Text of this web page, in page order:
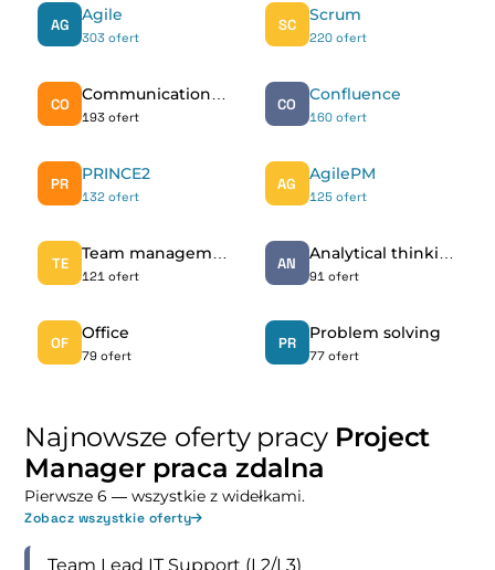
AG
Agile
303 ofert
SC
Scrum
220 ofert
CO
193 ofert
CO
Confluence
160 ofert
PR
PRINCE2
132 ofert
AG
AgilePM
125 ofert
TE
121 ofert
AN
91 ofert
OF
Office
79 ofert
PR
Problem solving
77 ofert
Najnowsze oferty pracy Project
Manager praca zdalna
Pierwsze 6 — wszystkie z widełkami.
Zobacz wszystkie oferty
Team Lead IT Support (L2/L3)